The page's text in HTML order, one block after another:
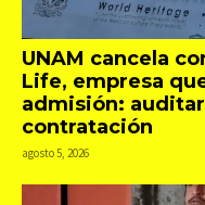
UNAM cancela
Life, empresa
admisión:
contratación
agosto 5, 2026